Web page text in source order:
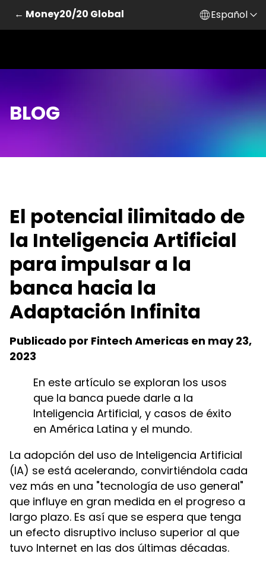
← Money20/20 Global Español
BLOG
El potencial ilimitado de
la Inteligencia Artificial
para impulsar a la
banca hacia la
Adaptación Infinita
Publicado por Fintech Americas en may 23,
2023
En este artículo se exploran los usos
que la banca puede darle a la
Inteligencia Artificial, y casos de éxito
en América Latina y el mundo.
La adopción del uso de Inteligencia Artificial
(IA) se está acelerando, convirtiéndola cada
vez más en una "tecnología de uso general"
que influye en gran medida en el progreso a
largo plazo. Es así que se espera que tenga
un efecto disruptivo incluso superior al que
tuvo Internet en las dos últimas décadas.